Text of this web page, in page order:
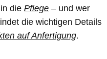
die Pflege – und wer
die wichtigen Details
auf Anfertigung.